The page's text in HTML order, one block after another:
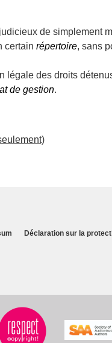
de simplement
certain répertoire, sans
légale des droits
de gestion.
Déclaration sur la